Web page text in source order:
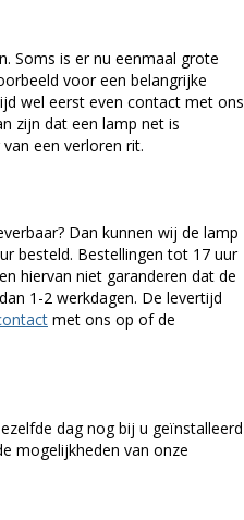
Soms is er nu eenmaal grote
voor een belangrijke
wel eerst even contact met ons
zijn dat een lamp net is
een verloren rit.
Dan kunnen wij de lamp
besteld. Bestellingen tot 17 uur
hiervan niet garanderen dat de
1-2 werkdagen. De levertijd
met ons op of de
dag nog bij u geïnstalleerd
mogelijkheden van onze